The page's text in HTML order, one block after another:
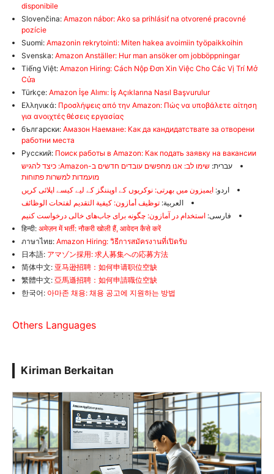
disponibile
Slovenčina: Amazon nábor: Ako sa prihlásiť na otvorené pracovné
pozície
Suomi: Amazonin rekrytointi: Miten hakea avoimiin työpaikkoihin
Svenska: Amazon Anställer: Hur man ansöker om jobböppningar
Tiếng Việt: Amazon Hiring: Cách Nộp Đơn Xin Việc Cho Các Vị Trí Mở
Cửa
Türkçe: Amazon İşe Alımı: İş Açıklarına Nasıl Başvurulur
Ελληνικά: Προσλήψεις από την Amazon: Πώς να υποβάλετε αίτηση
για ανοιχτές θέσεις εργασίας
български: Амазон Наемане: Как да кандидатствате за отворени
работни места
Русский: Поиск работы в Amazon: Как подать заявку на вакансии
עברית:
שימו לב: אנו מחפשים עובדים חדשים ב-Amazon: כיצד להגיש
מועמדות למשרות פתוחות
اردو: ایمیزون میں بھرتی: نوکریوں کے اوپننگز کے لیے کیسے اپلائی کریں
العربية: توظيف أمازون: كيفية التقديم لفتحات الوظائف
فارسی: استخدام در آمازون: چگونه برای جاب‌های خالی درخواست کنیم
हिन्दी: अमेज़न में भर्ती: नौकरी खोली हैं, आवेदन कैसे करें
ภาษาไทย: Amazon Hiring: วิธีการสมัครงานที่เปิดรับ
日本語: アマゾン採用: 求人募集への応募方法
简体中文: 亚马逊招聘：如何申请职位空缺
繁體中文: 亞馬遜招聘：如何申請職位空缺
한국어: 아마존 채용: 채용 공고에 지원하는 방법
Others Languages
Kiriman Berkaitan